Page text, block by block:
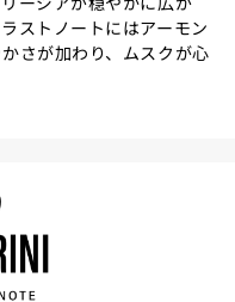
ストノートにはアーモン
さが加わり、ムスクが心